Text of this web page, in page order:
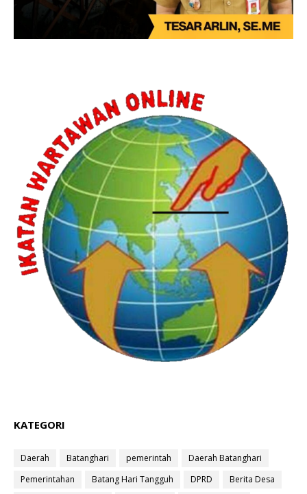
KATEGORI
Daerah Batanghari pemerintah
Daerah Batanghari
Pemerintahan
Batang Hari Tangguh DPRD
Berita Desa